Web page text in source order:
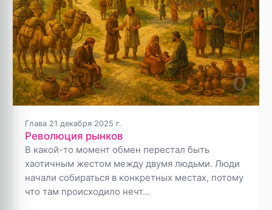
Глава 21 декабря 2025 г.
Революция рынков
В какой-то момент обмен перестал быть
хаотичным жестом между двумя людьми. Люди
начали собираться в конкретных местах, потому
что там происходило нечт...